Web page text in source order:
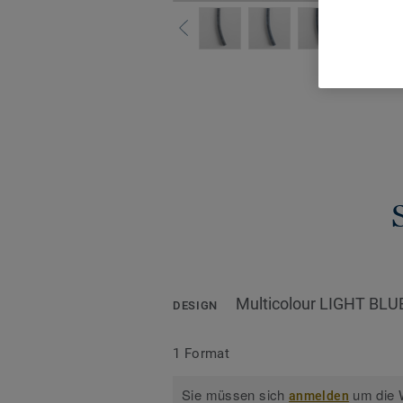
DESIGN Multicolour LIGHT
1 Format
Sie müssen sichanmelden um die